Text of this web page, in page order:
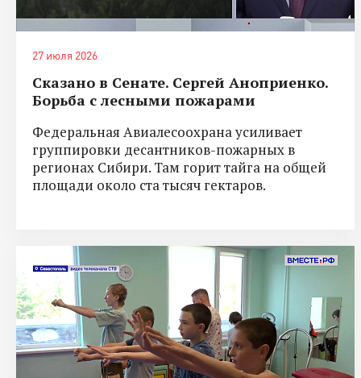
27 июля 2026
Сказано в Сенате. Сергей Аноприенко.
Борьба с лесными пожарами
Федеральная Авиалесоохрана усиливает
группировки десантников-пожарных в
регионах Сибири. Там горит тайга на общей
площади около ста тысяч гектаров.